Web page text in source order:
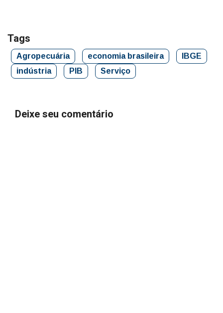
Tags
Agropecuária economia brasileira
IBGE
indústria
PIB Serviço
Deixe seu comentário